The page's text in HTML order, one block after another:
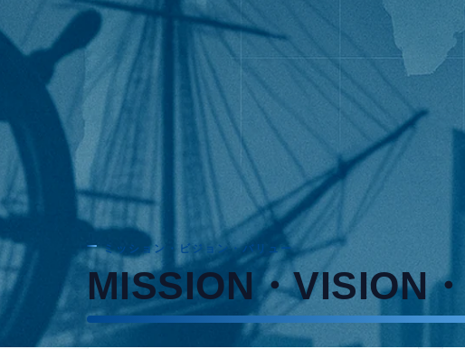
私たちは、人
「つなげる力で、横
ミッション・ビジョン・バリュー
MISSION・VISION